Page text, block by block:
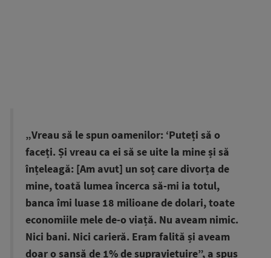
„Vreau să le spun oamenilor: ‘Puteți să o
faceți. Și vreau ca ei să se uite la mine și să
înțeleagă: [Am avut] un soț care divorța de
mine, toată lumea încerca să-mi ia totul,
banca îmi luase 18 milioane de dolari, toate
economiile mele de-o viață. Nu aveam nimic.
Nici bani. Nici carieră. Eram falită și aveam
doar o șansă de 1% de supraviețuire”, a spus